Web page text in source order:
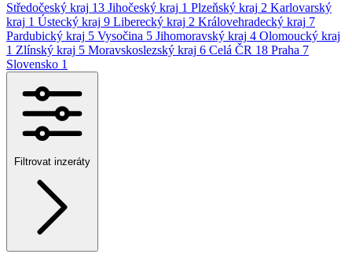
Středočeský kraj 13 Jihočeský kraj 1 Plzeňský kraj 2 Karlovarský
kraj 1 Ústecký kraj 9 Liberecký kraj 2 Královehradecký kraj 7
Pardubický kraj 5 Vysočina 5 Jihomoravský kraj 4 Olomoucký kraj
1 Zlínský kraj 5 Moravskoslezský kraj 6 Celá ČR 18 Praha 7
Slovensko 1
Filtrovat inzeráty